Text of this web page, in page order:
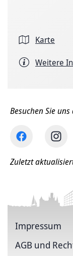
Karte
Weitere
Besuchen Sie uns
Zuletzt
Impressum
AGB und